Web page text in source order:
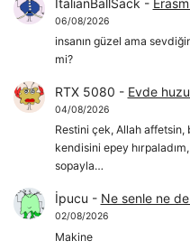
06/08/2026
insanın güzel ama
mi?
RTX 5080 - Evde
04/08/2026
Restini çek, Allah affetsin,
kendisini epey
sopayla…
İpucu - Ne senle ne
02/08/2026
Makine